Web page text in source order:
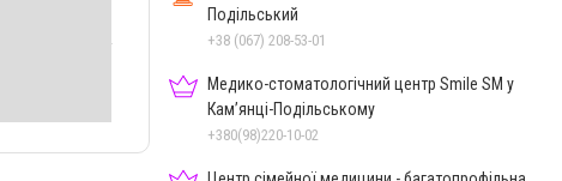
Подільський
+38 (067) 208-53-01
Медико-стоматологічний центр Smile SM у
Кам’янці-Подільському
+380(98)220-10-02